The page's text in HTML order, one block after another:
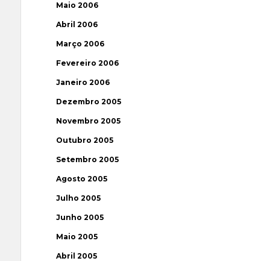
Maio 2006
Abril 2006
Março 2006
Fevereiro 2006
Janeiro 2006
Dezembro 2005
Novembro 2005
Outubro 2005
Setembro 2005
Agosto 2005
Julho 2005
Junho 2005
Maio 2005
Abril 2005